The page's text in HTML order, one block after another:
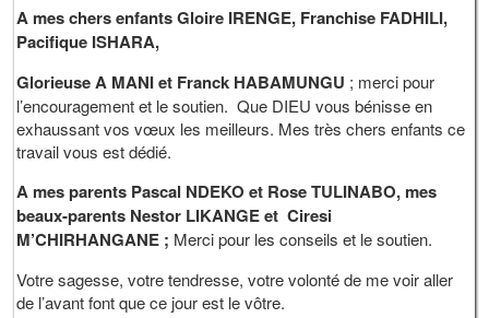
A mes chers enfants Gloire IRENGE, Franchise FADHILI,
Pacifique ISHARA,
Glorieuse A MANI et Franck HABAMUNGU ; merci pour
l’encouragement et le soutien. Que DIEU vous bénisse en
exhaussant vos vœux les meilleurs. Mes très chers enfants ce
travail vous est dédié.
A mes parents Pascal NDEKO et Rose TULINABO, mes
beaux-parents Nestor LIKANGE et Ciresi
M’CHIRHANGANE ; Merci pour les conseils et le soutien.
Votre sagesse, votre tendresse, votre volonté de me voir aller
de l’avant font que ce jour est le vôtre.